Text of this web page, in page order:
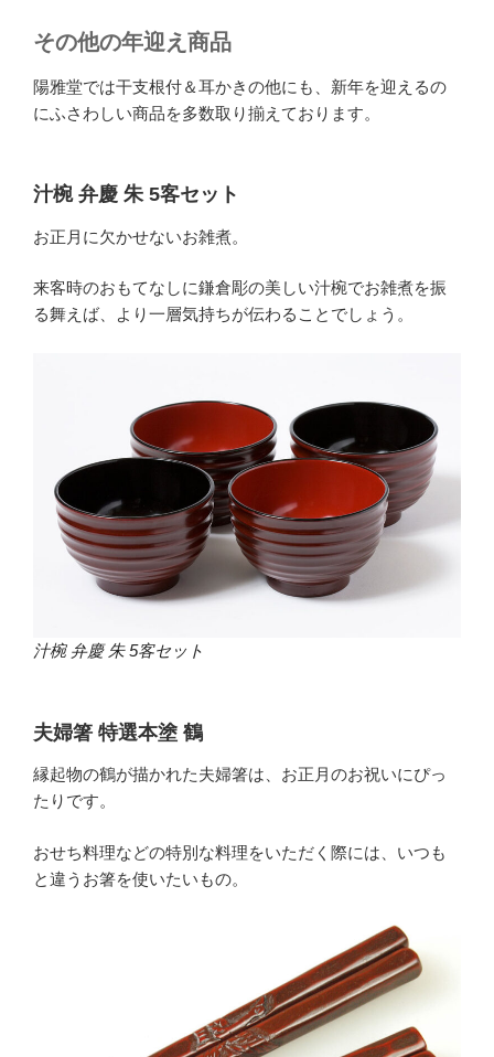
その他の年迎え商品
陽雅堂では干支根付＆耳かきの他にも、新年を迎えるの
にふさわしい商品を多数取り揃えております。
汁椀 弁慶 朱 5客セット
お正月に欠かせないお雑煮。
来客時のおもてなしに鎌倉彫の美しい汁椀でお雑煮を振
る舞えば、より一層気持ちが伝わることでしょう。
汁椀 弁慶 朱 5客セット
夫婦箸 特選本塗 鶴
縁起物の鶴が描かれた夫婦箸は、お正月のお祝いにぴっ
たりです。
おせち料理などの特別な料理をいただく際には、いつも
と違うお箸を使いたいもの。